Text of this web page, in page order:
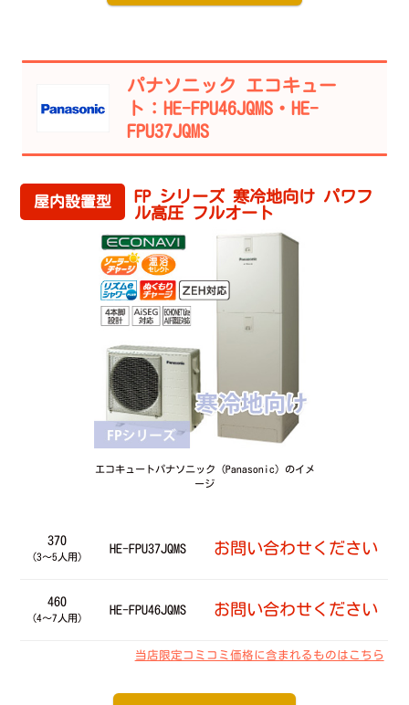
パナソニック エコキュー
ト：HE-FPU46JQMS・HE-
FPU37JQMS
屋内設置型
FP シリーズ 寒冷地向け パワフ
ル高圧 フルオート
エコキュートパナソニック（Panasonic）のイメ
ージ
370
（3～5人用）
HE-FPU37JQMS お問い合わせください
460
（4～7人用）
HE-FPU46JQMS お問い合わせください
当店限定コミコミ価格に含まれるものはこちら